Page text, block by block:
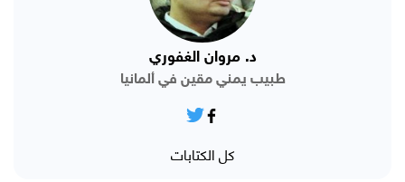
د. مروان الغفوري
طبيب يمني مقين في ألمانيا
كل الكتابات